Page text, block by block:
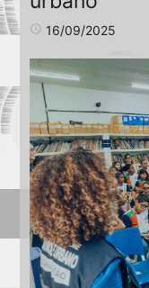
access_time 16/09/2025